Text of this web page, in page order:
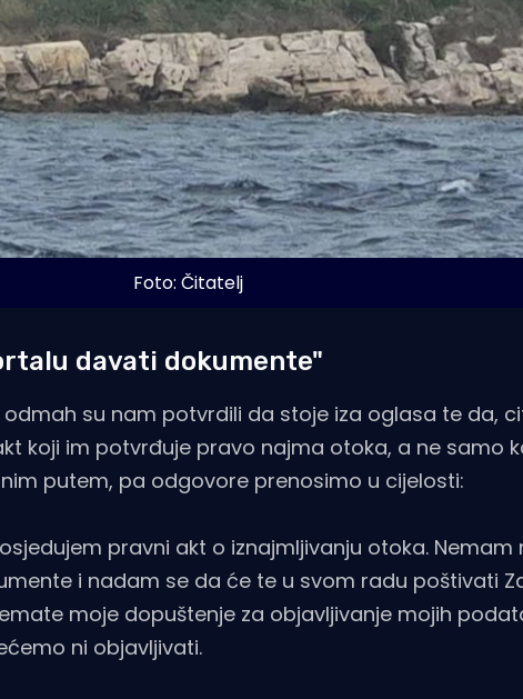
Foto: Čitatelj
davati dokumente"
su nam potvrdili da stoje iza oglasa te da,
koji im potvrđuje pravo najma otoka, a ne samo
putem, pa odgovore prenosimo u cijelosti:
pravni akt o iznajmljivanju otoka. Nemam
i nadam se da će te u svom radu poštivati
moje dopuštenje za objavljivanje mojih
ni objavljivati.